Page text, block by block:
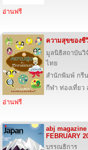
อ่านฟรี
ความสุขของชี
มูลนิธิสถาบันวิ
ไทย
สำนักพิมพ์ ก
กีฬา ท่องเที่ยว
อ่านฟรี
abj magazine
FEBRUARY
บรรณธิการ